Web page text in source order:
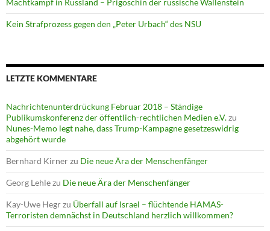
Machtkampf in Russland – Prigoschin der russische Wallenstein
Kein Strafprozess gegen den „Peter Urbach“ des NSU
LETZTE KOMMENTARE
Nachrichtenunterdrückung Februar 2018 – Ständige
Publikumskonferenz der öffentlich-rechtlichen Medien e.V.zu
Nunes-Memo legt nahe, dass Trump-Kampagne gesetzeswidrig
abgehört wurde
Bernhard Kirnerzu Die neue Ära der Menschenfänger
Georg Lehlezu Die neue Ära der Menschenfänger
Kay-Uwe Hegrzu Überfall auf Israel – flüchtende HAMAS-
Terroristen demnächst in Deutschland herzlich willkommen?